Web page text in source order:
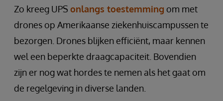
Zo kreeg UPS onlangs toestemming om met
drones op Amerikaanse ziekenhuiscampussen te
bezorgen. Drones blijken efficiënt, maar kennen
wel een beperkte draagcapaciteit. Bovendien
zijn er nog wat hordes te nemen als het gaat om
de regelgeving in diverse landen.